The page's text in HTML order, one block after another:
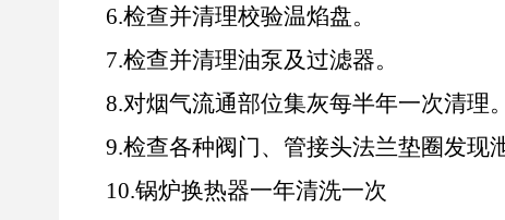
6.检查并清理校验温焰盘。
7.检查并清理油泵及过滤器。
8.对烟气流通部位集灰每半年一次清理。
9.检查各种阀门、管接头法兰垫圈发现
10.锅炉换热器一年清洗一次